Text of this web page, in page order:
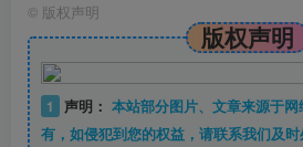
© 版权声明
版权声明
1 声明： 本站部分图片、文章来源于
有，如侵犯到您的权益，请联系我们及时